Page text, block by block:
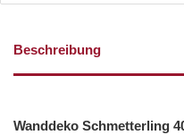
Beschreibung
Wanddeko Schmetterling